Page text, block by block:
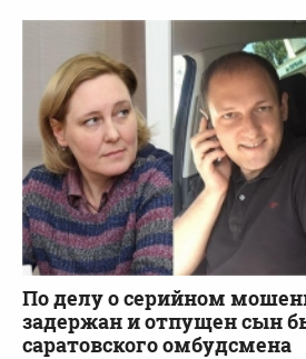
По делу о серийном
задержан и отпущен сын
саратовского омбудсмена